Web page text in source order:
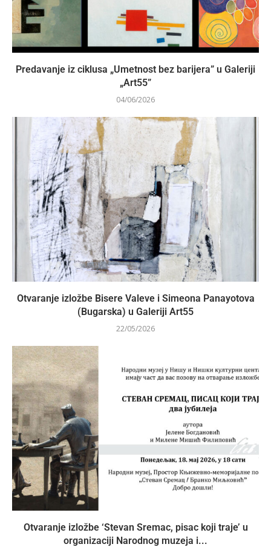
Predavanje iz ciklusa „Umetnost bez barijera” u Galeriji
„Art55”
04/06/2026
Otvaranje izložbe Bisere Valeve i Simeona Panayotova
(Bugarska) u Galeriji Art55
22/05/2026
Otvaranje izložbe ‘Stevan Sremac, pisac koji traje’ u
organizaciji Narodnog muzeja i...